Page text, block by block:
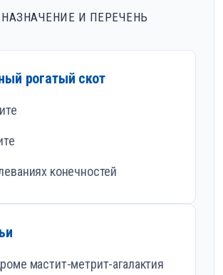
И ПЕРЕЧЕНЬ
рогатый скот
конечностей
мастит-метрит-агалактия